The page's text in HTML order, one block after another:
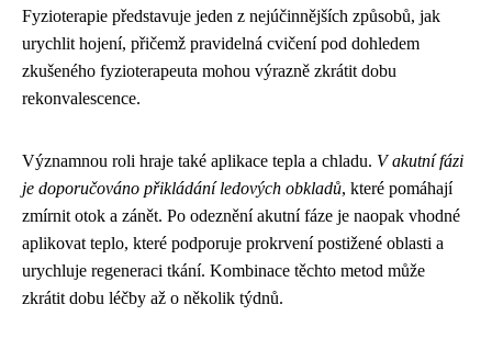
Fyzioterapie představuje jeden z nejúčinnějších způsobů, jak
urychlit hojení, přičemž pravidelná cvičení pod dohledem
zkušeného fyzioterapeuta mohou výrazně zkrátit dobu
rekonvalescence.
Významnou roli hraje také aplikace tepla a chladu. V akutní fázi
je doporučováno přikládání ledových obkladů, které pomáhají
zmírnit otok a zánět. Po odeznění akutní fáze je naopak vhodné
aplikovat teplo, které podporuje prokrvení postižené oblasti a
urychluje regeneraci tkání. Kombinace těchto metod může
zkrátit dobu léčby až o několik týdnů.